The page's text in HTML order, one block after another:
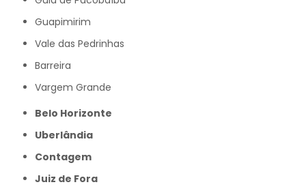
Guapimirim
Vale das Pedrinhas
Barreira
Vargem Grande
Belo Horizonte
Uberlândia
Contagem
Juiz de Fora